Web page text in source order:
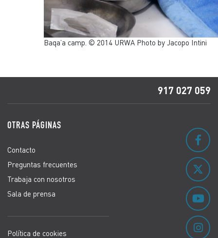
Baqa’a camp. © 2014 URWA Photo by Jacopo Intini
917 027 059
OTRAS PÁGINAS
Contacto
Preguntas frecuentes
Trabaja con nosotros
Sala de prensa
Política de cookies